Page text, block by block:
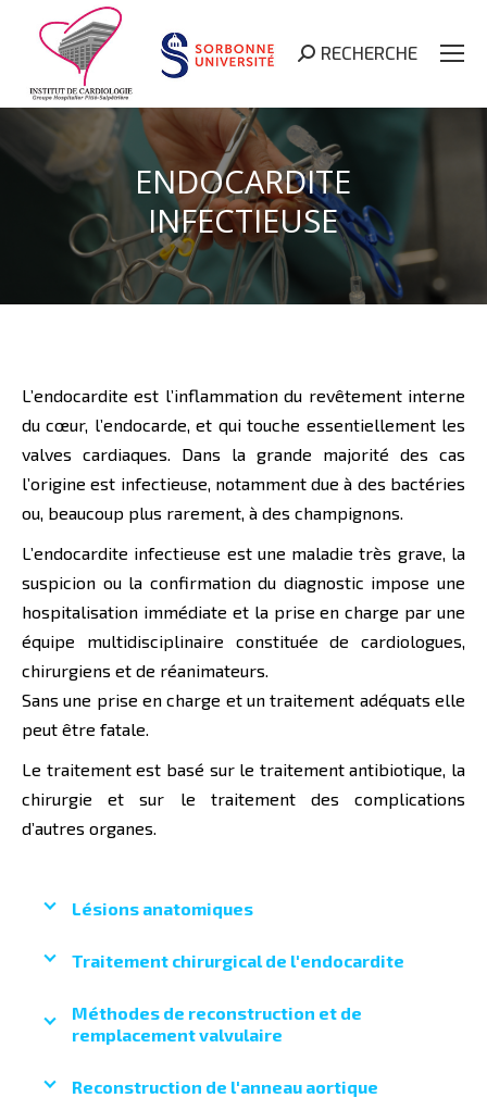
Search:
RECHERCHE
ENDOCARDITE
INFECTIEUSE
L’endocardite est l’inflammation du revêtement interne
du cœur, l’endocarde, et qui touche essentiellement les
valves cardiaques. Dans la grande majorité des cas
l’origine est infectieuse, notamment due à des bactéries
ou, beaucoup plus rarement, à des champignons.
L’endocardite infectieuse est une maladie très grave, la
suspicion ou la confirmation du diagnostic impose une
hospitalisation immédiate et la prise en charge par une
équipe multidisciplinaire constituée de cardiologues,
chirurgiens et de réanimateurs.
Sans une prise en charge et un traitement adéquats elle
peut être fatale.
Le traitement est basé sur le traitement antibiotique, la
chirurgie et sur le traitement des complications
d’autres organes.
Lésions anatomiques
Traitement chirurgical de l'endocardite
Méthodes de reconstruction et de
remplacement valvulaire
Reconstruction de l'anneau aortique